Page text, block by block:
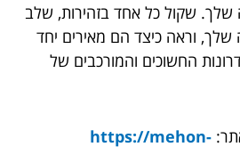
שקול כל אחד בזהירות, שלב
וראה כיצד הם מאירים יחד
החשוכים והמורכבים של
https://mehon-